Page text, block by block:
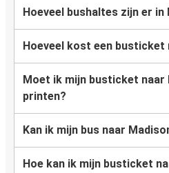
Hoeveel bushaltes zijn er in
Hoeveel kost een busticket
Moet ik mijn busticket naar
printen?
Kan ik mijn bus naar
Hoe kan ik mijn busticket